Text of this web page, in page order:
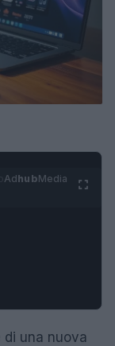
AdhubMedia
una nuova